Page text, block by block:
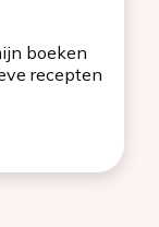
boeken
recepten